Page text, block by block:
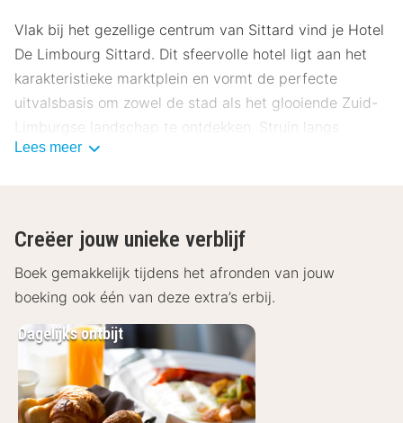
Vlak bij het gezellige centrum van Sittard vind je Hotel
De Limbourg Sittard. Dit sfeervolle hotel ligt aan het
karakteristieke marktplein en vormt de perfecte
uitvalsbasis om zowel de stad als het glooiende Zuid-
Limburgse landschap te ontdekken. Struin langs
boetiekjes, geniet van bourgondische restaurants of
Ligging Hotel De Limbourg Sittard
Hotel De Limbourg Sittard ligt midden in het
historische hart van Sittard, direct aan de levendige
terrassen, winkels en culturele bezienswaardigheden
zoals de basiliek en diverse monumentale panden. Ook
de natuur is dichtbij: binnen korte tijd sta je in het
prachtige heuvellandschap van Zuid-Limburg. Dankzij
Lees meer
Creëer jouw unieke verblijf
Boek gemakkelijk tijdens het afronden van jouw
boeking ook één van deze extra’s erbij.
Dagelijks ontbijt